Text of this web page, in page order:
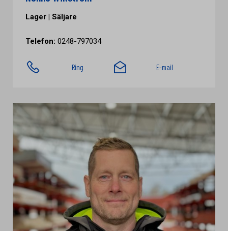
Lager | Säljare
Telefon: 0248-797034
Ring E-mail